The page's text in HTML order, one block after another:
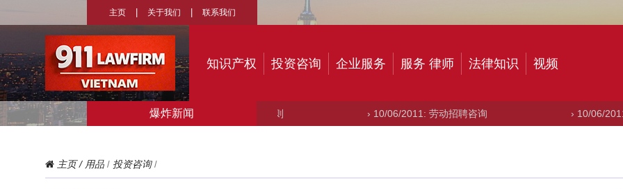
主页 关于我们 联系我们
知识产权 投资咨询 企业服务 服务 律师 法律知识 视频
爆炸新闻 › 10/06/2011: 劳动招聘咨询 › 10/06/2011: 申请出口产品
主页/ 用品 / 投资咨询/